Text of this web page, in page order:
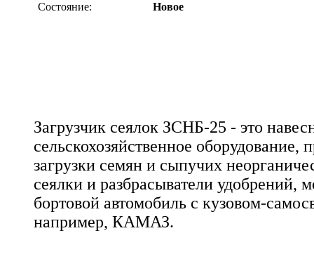
Состояние:
Новое
Загрузчик сеялок ЗСНБ-25 - это
сельскохозяйственное оборудование,
загрузки семян и сыпучих
сеялки и разбрасыватели удобрений,
бортовой автомобиль с кузовом-
например, КАМАЗ.